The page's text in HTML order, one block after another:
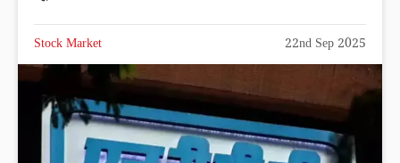
Stock Market 22nd Sep 2025